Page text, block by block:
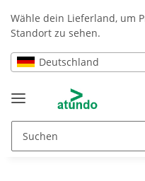
Wähle dein Lieferland, um
Standort zu sehen.
Deutschland